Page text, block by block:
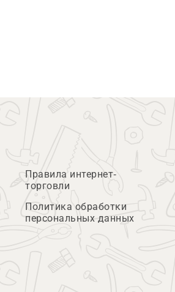
Правила интернет-
торговли
Политика обработки
персональных данных